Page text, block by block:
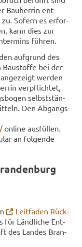
Bau­her­rin ent­
zu. So­fern es er­for­
kann dies zur
füh­ren.
auf­grund des
Bau­stof­fe bei der
wer­den
ver­pflich­tet,
selbst­stän­
Den Ab­gangs­
on­line aus­fül­len.
an fol­gen­de
Leit­fa­den Rück­
für Länd­li­che Ent­
des Lan­des Bran­